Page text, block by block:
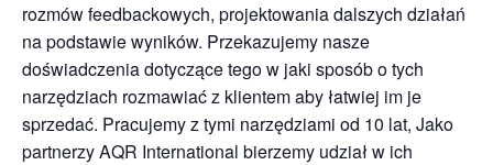
rozmów feedbackowych, projektowania dalszych działań
na podstawie wyników. Przekazujemy nasze
doświadczenia dotyczące tego w jaki sposób o tych
narzędziach rozmawiać z klientem aby łatwiej im je
sprzedać. Pracujemy z tymi narzędziami od 10 lat, Jako
partnerzy AQR International bierzemy udział w ich